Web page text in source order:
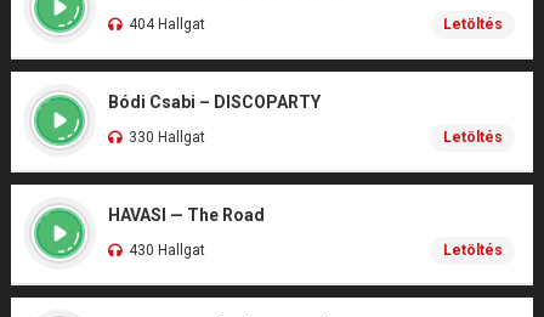
404 Hallgat Letöltés
Bódi Csabi – DISCOPARTY
330 Hallgat Letöltés
HAVASI — The Road
430 Hallgat Letöltés